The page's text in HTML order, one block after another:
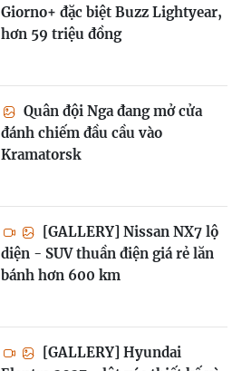
Giorno+ đặc biệt Buzz Lightyear,
hơn 59 triệu đồng
Quân đội Nga đang mở cửa
đánh chiếm đầu cầu vào
Kramatorsk
[GALLERY] Nissan NX7 lộ
diện - SUV thuần điện giá rẻ lăn
bánh hơn 600 km
[GALLERY] Hyundai